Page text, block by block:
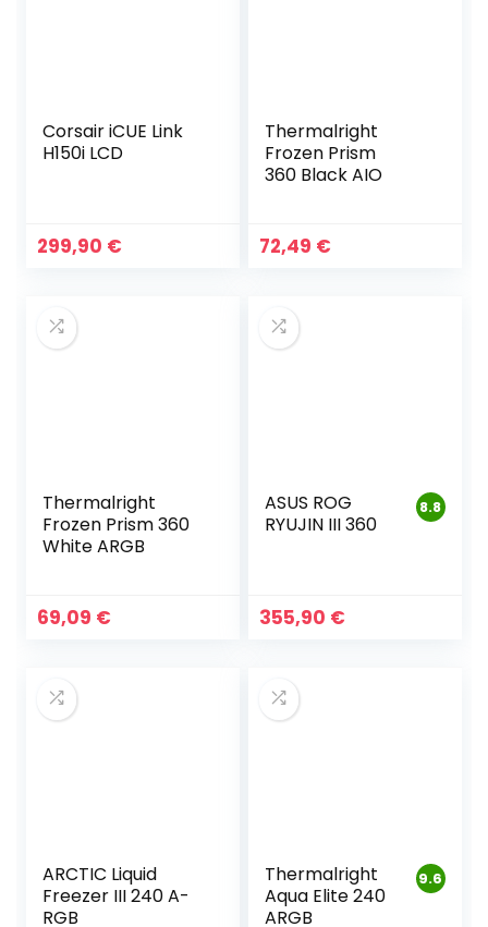
Corsair iCUE Link
H150i LCD
299,90 €
Thermalright
Frozen Prism
360 Black AIO
72,49 €
Thermalright
Frozen Prism 360
White ARGB
69,09 €
8.8
ASUS ROG
RYUJIN III 360
355,90 €
ARCTIC Liquid
Freezer III 240 A-
RGB
9.6
Thermalright
Aqua Elite 240
ARGB